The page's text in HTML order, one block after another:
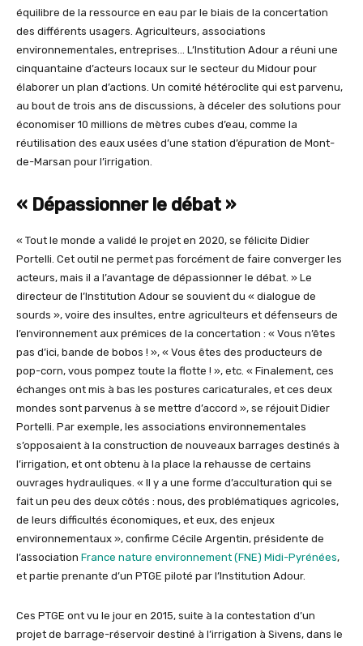
équilibre de la ressource en eau par le biais de la concertation
des différents usagers. Agriculteurs, associations
environnementales, entreprises… L’Institution Adour a réuni une
cinquantaine d’acteurs locaux sur le secteur du Midour pour
élaborer un plan d’actions. Un comité hétéroclite qui est parvenu,
au bout de trois ans de discussions, à déceler des solutions pour
économiser 10 millions de mètres cubes d’eau, comme la
réutilisation des eaux usées d’une station d’épuration de Mont-
de-Marsan pour l’irrigation.
« Dépassionner le débat »
« Tout le monde a validé le projet en 2020, se félicite Didier
Portelli. Cet outil ne permet pas forcément de faire converger les
acteurs, mais il a l’avantage de dépassionner le débat. » Le
directeur de l’Institution Adour se souvient du « dialogue de
sourds », voire des insultes, entre agriculteurs et défenseurs de
l’environnement aux prémices de la concertation : « Vous n’êtes
pas d’ici, bande de bobos ! », « Vous êtes des producteurs de
pop-corn, vous pompez toute la flotte ! », etc. « Finalement, ces
échanges ont mis à bas les postures caricaturales, et ces deux
mondes sont parvenus à se mettre d’accord », se réjouit Didier
Portelli. Par exemple, les associations environnementales
s’opposaient à la construction de nouveaux barrages destinés à
l’irrigation, et ont obtenu à la place la rehausse de certains
ouvrages hydrauliques. « Il y a une forme d’acculturation qui se
fait un peu des deux côtés : nous, des problématiques agricoles,
de leurs difficultés économiques, et eux, des enjeux
environnementaux », confirme Cécile Argentin, présidente de
l’association France nature environnement (FNE) Midi-Pyrénées,
et partie prenante d’un PTGE piloté par l’Institution Adour.
Ces PTGE ont vu le jour en 2015, suite à la contestation d’un
projet de barrage-réservoir destiné à l’irrigation à Sivens, dans le